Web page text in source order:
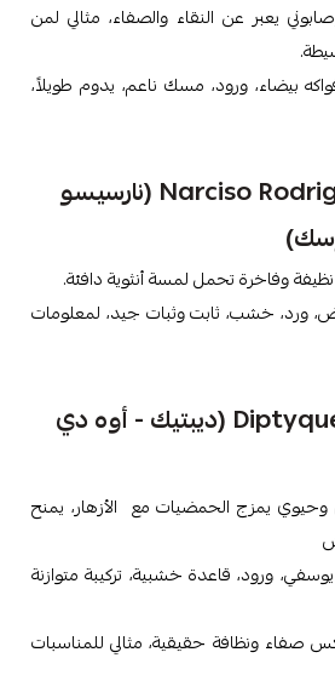
يعبر عن النقاء والصفاء، مثالي لمن
بيضاء، ورود، مسك ناعم، يدوم طويلاً،
Narciso Rodriguez Pure Musc (نارسيسو
وفاخرة تحمل لمسة أنثوية دافئة.
ورد، خشب، ثابت وثبات جيد، لمعلومات
Diptyque Eau des Sens (ديبتيك - أوه دي
يمزج الحمضيات مع الأزهار، يمنح
ورود، قاعدة خشبية، تركيبة متوازنة
صفاء ونظافة حقيقية، مثالي للمناسبات